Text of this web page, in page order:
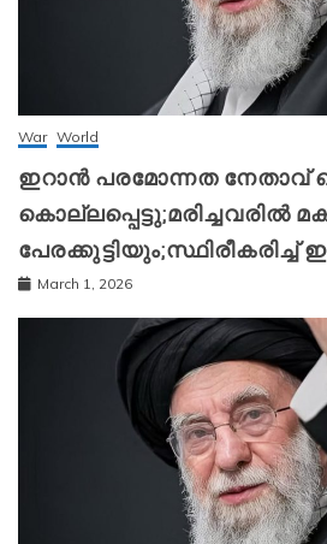
War World
ഇറാന്‍ പരമോന്നത നേതാവ്
കൊല്ലപ്പെട്ടു;മരിച്ചവരിൽ
പേരക്കുട്ടിയും;സ്ഥിരീകരിച്ച്
March 1, 2026